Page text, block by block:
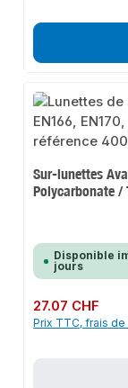
Sur-lunettes
Polycarbonate /
Disponible
jours
Prix régulier :
27.07 CHF
Prix TTC, frais